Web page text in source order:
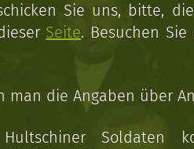
Sie uns, bitte,
Seite. Besuchen
man die Angaben über
Soldaten